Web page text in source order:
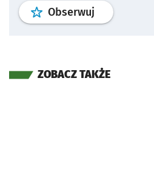
Obserwuj profil
ZOBACZ TAKŻE